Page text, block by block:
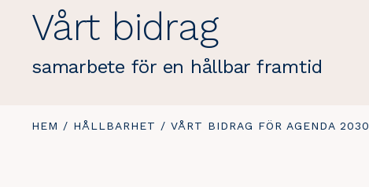
Vårt bidrag
samarbete för en hållbar framtid
DU
HEM / HÅLLBARHET / DU
VÅRT BIDRAG FÖR AGENDA 2030